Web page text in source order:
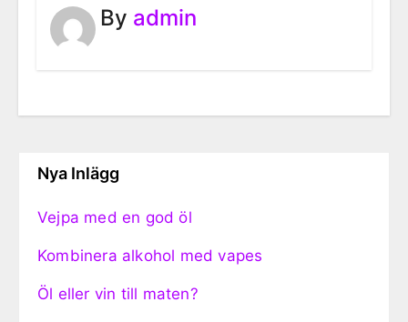
By admin
Nya Inlägg
Vejpa med en god öl
Kombinera alkohol med vapes
Öl eller vin till maten?